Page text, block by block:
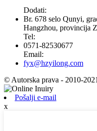
Dodati:
Br. 678 selo Qunyi,
Hangzhou, provincija
Tel:
0571-82530677
Email:
fyx@hzyilong.com
© Autorska prava - 2010-
Pošalji e-mail
x